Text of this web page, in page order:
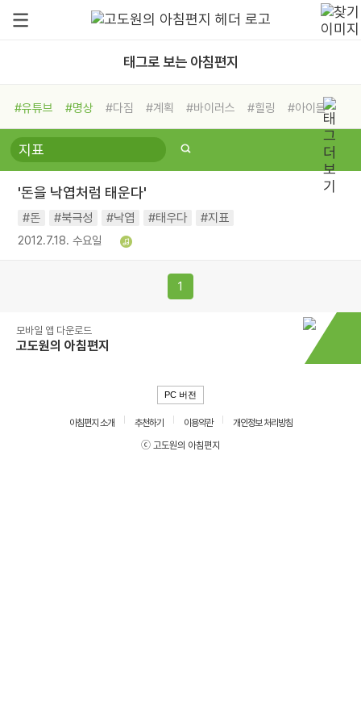
태그로 보는 아침편지
#유튜브 #명상 #다짐 #계획 #바이러스 #힐링
#아이들
#비전캠프
#독서캠프 #삶
#희망
#나눔 #친구 #링컨학교
#독서
#건강 #면역력
'돈을 낙엽처럼 태운다'
#돈 #북극성 #낙엽 #태우다 #지표
2012.7.18. 수요일
1
모바일 앱 다운로드
고도원의 아침편지
PC 버전
아침편지 소개 추천하기 이용약관
개인정보 처리방침
ⓒ 고도원의 아침편지